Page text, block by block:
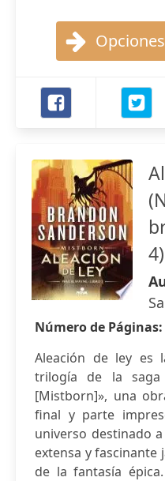
4)
Número de Páginas:
Aleación de ley es
trilogía de la saga
[Mistborn]», una
final y parte
universo destinado
extensa y fascinante
de la fantasía